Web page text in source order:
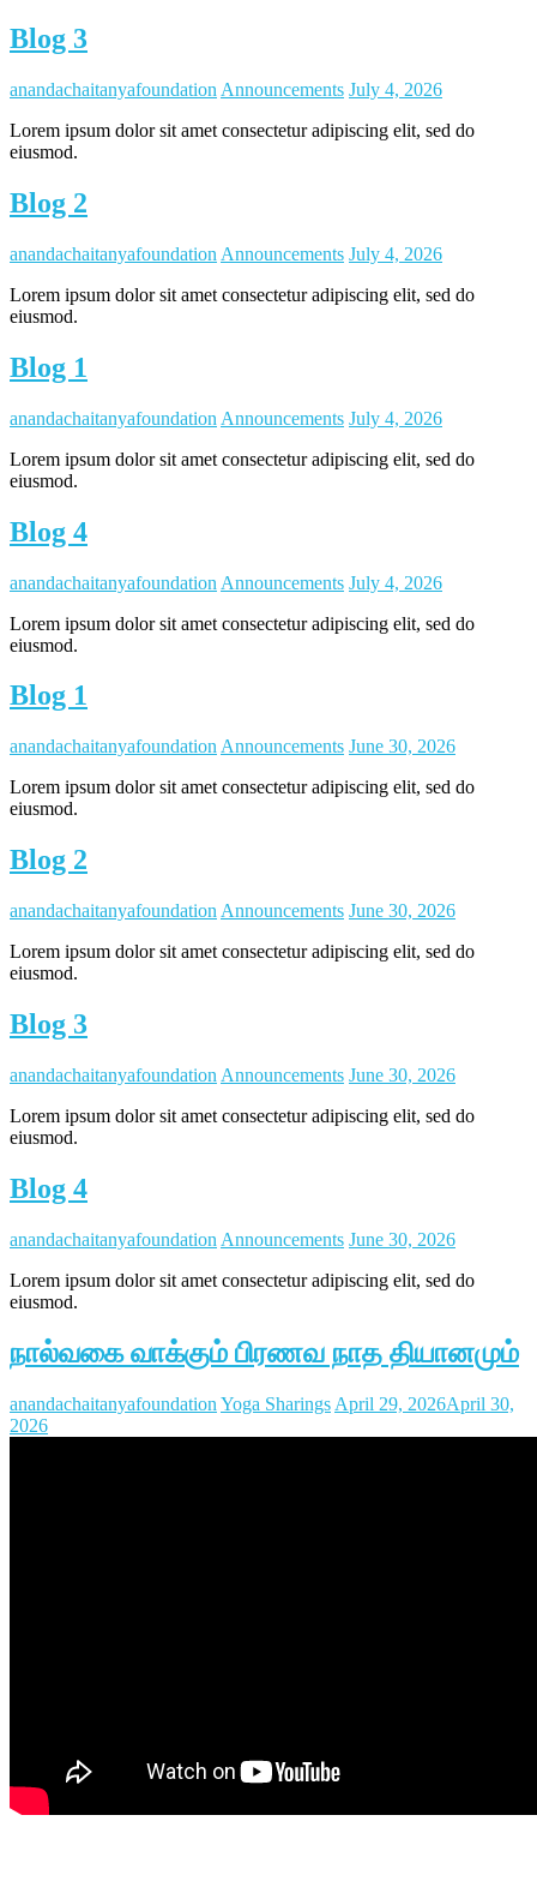
Blog 3
anandachaitanyafoundation Announcements July 4, 2026
Lorem ipsum dolor sit amet consectetur adipiscing elit, sed do
eiusmod.
Blog 2
anandachaitanyafoundation Announcements July 4, 2026
Lorem ipsum dolor sit amet consectetur adipiscing elit, sed do
eiusmod.
Blog 1
anandachaitanyafoundation Announcements July 4, 2026
Lorem ipsum dolor sit amet consectetur adipiscing elit, sed do
eiusmod.
Blog 4
anandachaitanyafoundation Announcements July 4, 2026
Lorem ipsum dolor sit amet consectetur adipiscing elit, sed do
eiusmod.
Blog 1
anandachaitanyafoundation Announcements June 30, 2026
Lorem ipsum dolor sit amet consectetur adipiscing elit, sed do
eiusmod.
Blog 2
anandachaitanyafoundation Announcements June 30, 2026
Lorem ipsum dolor sit amet consectetur adipiscing elit, sed do
eiusmod.
Blog 3
anandachaitanyafoundation Announcements June 30, 2026
Lorem ipsum dolor sit amet consectetur adipiscing elit, sed do
eiusmod.
Blog 4
anandachaitanyafoundation Announcements June 30, 2026
Lorem ipsum dolor sit amet consectetur adipiscing elit, sed do
eiusmod.
நால்வகை வாக்கும் பிரணவ நாத தியானமும்
anandachaitanyafoundation Yoga Sharings April 29, 2026April 30,
2026